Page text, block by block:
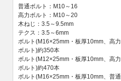
普通ボルト：M10～16
高力ボルト：M10～20
木ねじ：3.5～9.5mm
テクス：3.5～6mm
ボルト(M16×25mm・板厚10mm、高力
ボルト)約350本
ボルト(M12×25mm・板厚10mm、高力
ボルト)約470本
ボルト(M16×25mm・板厚10mm、普通